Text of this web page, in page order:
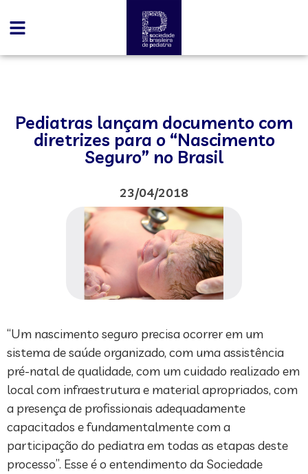
Pediatras lançam documento com
diretrizes para o “Nascimento
Seguro” no Brasil
23/04/2018
“Um nascimento seguro precisa ocorrer em um
sistema de saúde organizado, com uma assistência
pré-natal de qualidade, com um cuidado realizado em
local com infraestrutura e material apropriados, com
a presença de profissionais adequadamente
capacitados e fundamentalmente com a
participação do pediatra em todas as etapas deste
processo”. Esse é o entendimento da Sociedade